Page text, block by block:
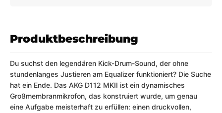
Produktbeschreibung
Du suchst den legendären Kick-Drum-Sound, der ohne
stundenlanges Justieren am Equalizer funktioniert? Die Suche
hat ein Ende. Das AKG D112 MKII ist ein dynamisches
Großmembranmikrofon, das konstruiert wurde, um genau
eine Aufgabe meisterhaft zu erfüllen: einen druckvollen,